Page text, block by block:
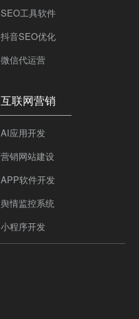
SEO工具软件
抖音SEO优化
微信代运营
互联网营销
AI应用开发
营销网站建设
APP软件开发
舆情监控系统
小程序开发